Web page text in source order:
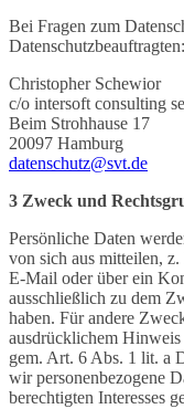
Bei Fragen zum
Datenschutzbeauftragten:
Christopher Schewior
c/o intersoft consulting
Beim Strohhause 17
20097 Hamburg
datenschutz@svt.de
3 Zweck und
Persönliche Daten
von sich aus mitteilen,
E-Mail oder über ein
ausschließlich zu dem
haben. Für andere
ausdrücklichem
gem. Art. 6 Abs. 1 lit. a
wir personenbezogene
berechtigten Interesses